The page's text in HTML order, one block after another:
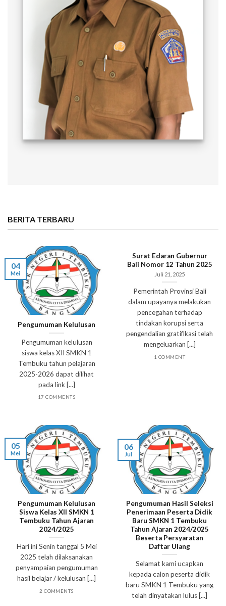
BERITA TERBARU
Pengumuman Kelulusan
Pengumuman kelulusan
siswa kelas XII SMKN 1
Tembuku tahun pelajaran
2025-2026 dapat dilihat
pada link [...]
17 COMMENTS
04
Mei
Surat Edaran Gubernur
Bali Nomor 12 Tahun 2025
Juli 21, 2025
Pemerintah Provinsi Bali
dalam upayanya melakukan
pencegahan terhadap
tindakan korupsi serta
pengendalian gratifikasi telah
mengeluarkan [...]
1 COMMENT
Pengumuman Kelulusan
Siswa Kelas XII SMKN 1
Tembuku Tahun Ajaran
2024/2025
Hari ini Senin tanggal 5 Mei
2025 telah dilaksanakan
penyampaian pengumuman
hasil belajar / kelulusan [...]
2 COMMENTS
05
Mei
Pengumuman Hasil Seleksi
Penerimaan Peserta Didik
Baru SMKN 1 Tembuku
Tahun Ajaran 2024/2025
Beserta Persyaratan
Daftar Ulang
Selamat kami ucapkan
kepada calon peserta didik
baru SMKN 1 Tembuku yang
telah dinyatakan lulus [...]
06
Jul